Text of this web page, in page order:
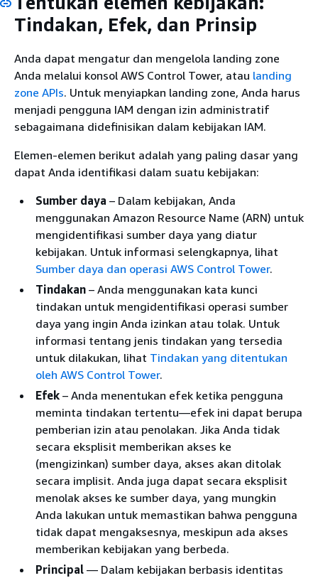
Tindakan, Efek, dan Prinsip
Anda dapat mengatur dan mengelola landing zone
Anda melalui konsol AWS Control Tower, atau landing
zone APIs. Untuk menyiapkan landing zone, Anda harus
menjadi pengguna IAM dengan izin administratif
sebagaimana didefinisikan dalam kebijakan IAM.
Elemen-elemen berikut adalah yang paling dasar yang
dapat Anda identifikasi dalam suatu kebijakan:
Sumber daya – Dalam kebijakan, Anda
menggunakan Amazon Resource Name (ARN) untuk
mengidentifikasi sumber daya yang diatur
kebijakan. Untuk informasi selengkapnya, lihat
Sumber daya dan operasi AWS Control Tower.
Tindakan – Anda menggunakan kata kunci
tindakan untuk mengidentifikasi operasi sumber
daya yang ingin Anda izinkan atau tolak. Untuk
informasi tentang jenis tindakan yang tersedia
untuk dilakukan, lihat Tindakan yang ditentukan
oleh AWS Control Tower.
Efek – Anda menentukan efek ketika pengguna
meminta tindakan tertentu—efek ini dapat berupa
pemberian izin atau penolakan. Jika Anda tidak
secara eksplisit memberikan akses ke
(mengizinkan) sumber daya, akses akan ditolak
secara implisit. Anda juga dapat secara eksplisit
menolak akses ke sumber daya, yang mungkin
Anda lakukan untuk memastikan bahwa pengguna
tidak dapat mengaksesnya, meskipun ada akses
memberikan kebijakan yang berbeda.
Principal — Dalam kebijakan berbasis identitas